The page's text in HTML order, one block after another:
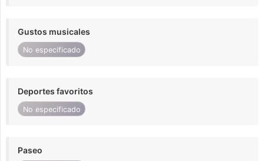
Gustos musicales
No especificado
Deportes favoritos
No especificado
Paseo